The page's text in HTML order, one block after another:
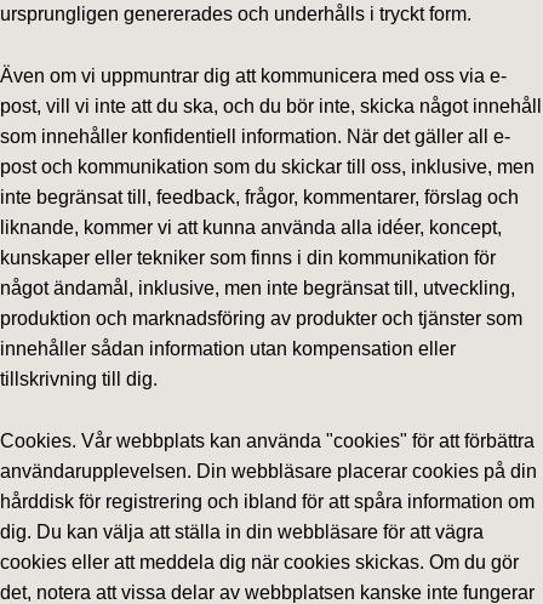
ursprungligen genererades och underhålls i tryckt form.
Även om vi uppmuntrar dig att kommunicera med oss via e-
post, vill vi inte att du ska, och du bör inte, skicka något innehåll
som innehåller konfidentiell information. När det gäller all e-
post och kommunikation som du skickar till oss, inklusive, men
inte begränsat till, feedback, frågor, kommentarer, förslag och
liknande, kommer vi att kunna använda alla idéer, koncept,
kunskaper eller tekniker som finns i din kommunikation för
något ändamål, inklusive, men inte begränsat till, utveckling,
produktion och marknadsföring av produkter och tjänster som
innehåller sådan information utan kompensation eller
tillskrivning till dig.
Cookies. Vår webbplats kan använda "cookies" för att förbättra
användarupplevelsen. Din webbläsare placerar cookies på din
hårddisk för registrering och ibland för att spåra information om
dig. Du kan välja att ställa in din webbläsare för att vägra
cookies eller att meddela dig när cookies skickas. Om du gör
det, notera att vissa delar av webbplatsen kanske inte fungerar